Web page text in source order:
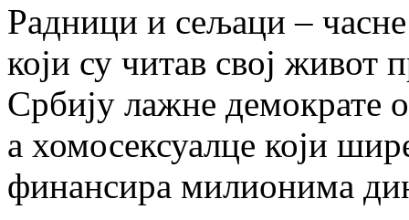
Радници и сељаци –
који су читав свој живот
Србију лажне демократе
а хомосексуалце који
финансира милионима